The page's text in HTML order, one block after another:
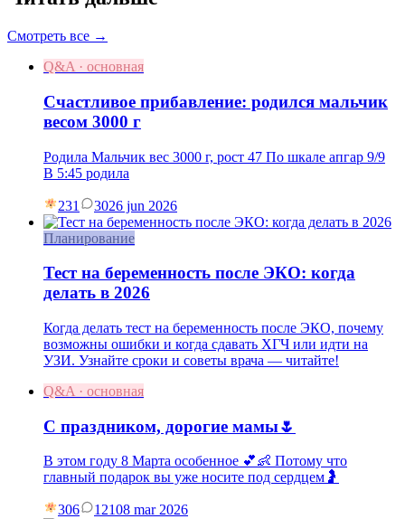
Смотреть все →
Q&A · основная
Счастливое прибавление: родился мальчик
весом 3000 г
Родила Мальчик вес 3000 г, рост 47 По шкале апгар 9/9
В 5:45 родила
231 3026 jun 2026
Планирование
Тест на беременность после ЭКО: когда
делать в 2026
Когда делать тест на беременность после ЭКО, почему
возможны ошибки и когда сдавать ХГЧ или идти на
УЗИ. Узнайте сроки и советы врача — читайте!
Q&A · основная
С праздником, дорогие мамы🌷
В этом году 8 Марта особенное 💕👶 Потому что
главный подарок вы уже носите под сердцем🤰
306 12108 mar 2026